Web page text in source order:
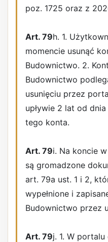
poz. 1725 oraz z
Art. 79h. 1.
momencie usunąć
Budownictwo. 2.
Budownictwo
usunięciu przez
upływie 2 lat od
tego konta.
Art. 79i. Na koncie
są gromadzone
art. 79a ust. 1 i 2,
wypełnione i
Budownictwo przez
Art. 79j. 1. W